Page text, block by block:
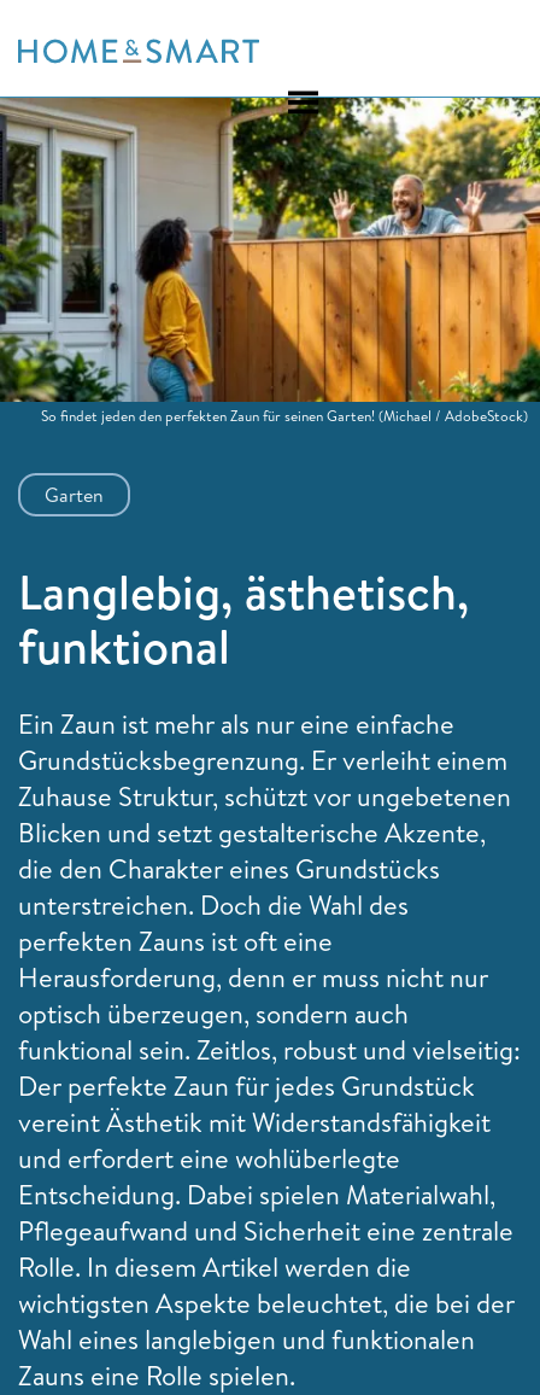
to
Garten
Langlebig, ästhetisch,
funktional
Ein Zaun ist mehr als nur eine einfache
Grundstücksbegrenzung. Er verleiht einem
Zuhause Struktur, schützt vor ungebetenen
Blicken und setzt gestalterische Akzente,
die den Charakter eines Grundstücks
unterstreichen. Doch die Wahl des
perfekten Zauns ist oft eine
Herausforderung, denn er muss nicht nur
optisch überzeugen, sondern auch
funktional sein. Zeitlos, robust und vielseitig:
Der perfekte Zaun für jedes Grundstück
vereint Ästhetik mit Widerstandsfähigkeit
und erfordert eine wohlüberlegte
Entscheidung. Dabei spielen Materialwahl,
Pflegeaufwand und Sicherheit eine zentrale
Rolle. In diesem Artikel werden die
wichtigsten Aspekte beleuchtet, die bei der
Wahl eines langlebigen und funktionalen
Zauns eine Rolle spielen.
So findet jeden den perfekten Zaun für seinen Garten!(Michael / AdobeStock)